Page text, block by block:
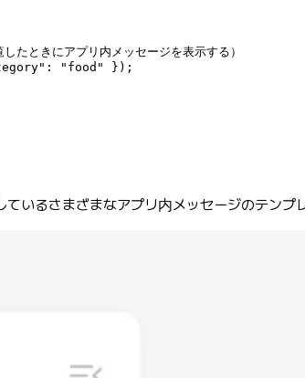
たときにアプリ内メッセージを表示する）
" : " food " });
いるさまざまなアプリ内メッセージのテンプ